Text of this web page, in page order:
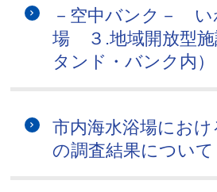
－空中バンク－ い
場 ３.地域開放型施
タンド・バンク内）
市内海水浴場にお
の調査結果について